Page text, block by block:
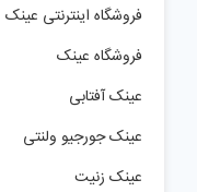
فروشگاه اینترنتی عینک
فروشگاه عینک
عینک آفتابی
عینک جورجیو ولنتی
عینک زنیت